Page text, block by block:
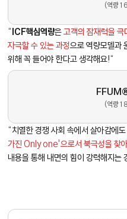
(역량
“ICF핵심역량은고객의 잠재력을
자극할 수 있는 과정으로 역량모델과
위해 꼭 들어야 한다고 생각해요!“
(역량
“치열한 경쟁 사회 속에서 살아감에
가진 Only one'으로서 북극성을 찾
내용을 통해 내면의 힘이 강력해지는